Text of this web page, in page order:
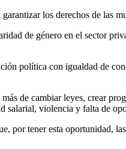
los derechos de las
de género en el sector
política con igualdad de
de cambiar leyes, crear
salarial, violencia y falta de
por tener esta oportunidad,